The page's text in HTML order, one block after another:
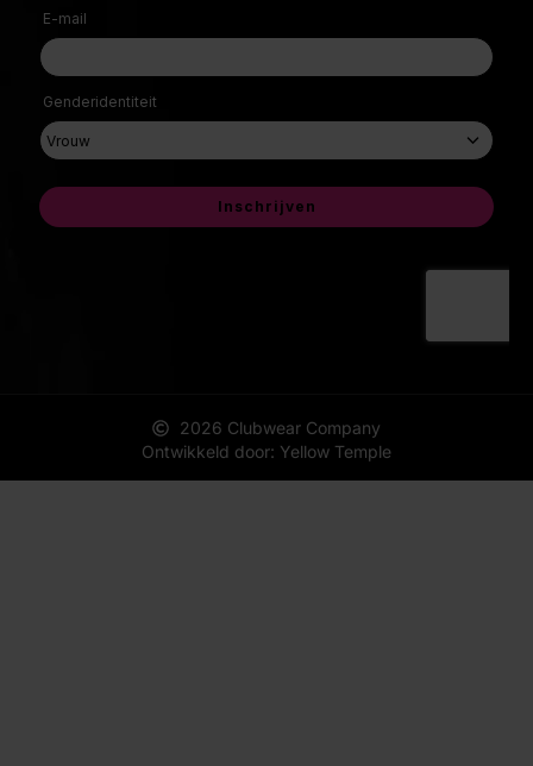
2026 Clubwear Company
Ontwikkeld door: Yellow Temple